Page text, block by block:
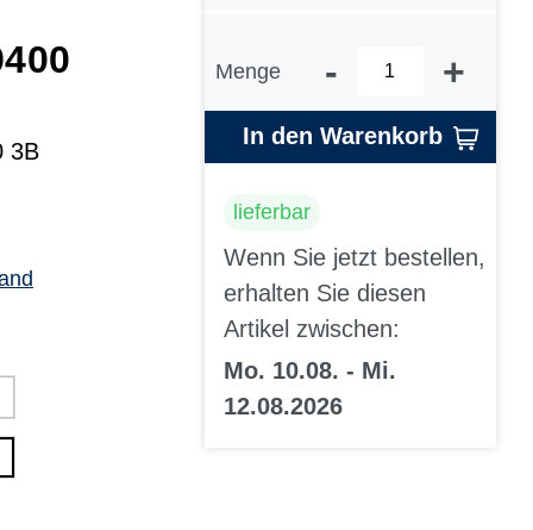
3B
Menge - +
In den Warenkorb
lieferbar
Wenn Sie jetzt bestellen,
erhalten Sie diesen
Artikel zwischen:
Mo. 10.08. - Mi.
12.08.2026